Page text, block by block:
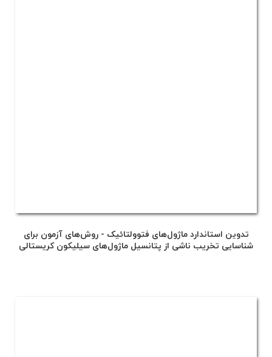
تدوین استاندارد ماژول‌های فتوولتائیک - روش‌های آزمون برای
شناسایی تخریب ناشی از پتانسیل ماژول‌های سیلیکون کریستالی